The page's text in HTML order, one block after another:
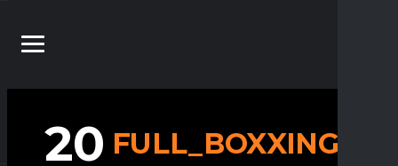
20 FULL_BOXXING_